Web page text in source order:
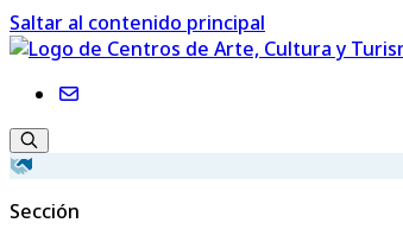
Saltar al contenido principal
Sección